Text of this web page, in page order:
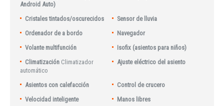
Android Auto)
Cristales tintados/oscurecidos
Sensor de lluvia
Ordenador de a bordo
Navegador
Volante multifunción
Isofix (asientos para niños)
Climatización Climatizador
automático
Ajuste eléctrico del asiento
Asientos con calefacción
Control de crucero
Velocidad inteligente
Manos libres